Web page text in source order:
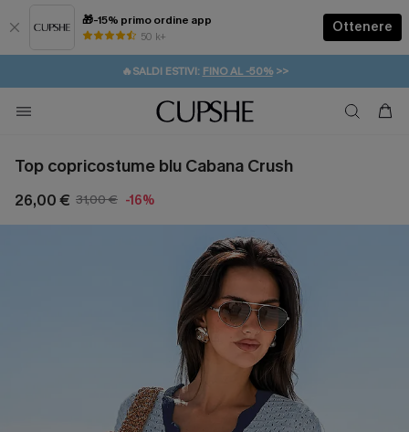
🎁-15% primo ordine app
50 k+
Ottenere
⚡️-15% SUGLI ESSENZIALI DA VACANZA | ACQUISTA
🔥SALDI ESTIVI: FINO AL -50%>>
🚚SPEDIZIONE GRATUITA DA 49€
💌REGALO PER I NUOVI: 20% DI SCONTO*
Top copricostume blu Cabana Crush
26,00 € 31,00 € -16%